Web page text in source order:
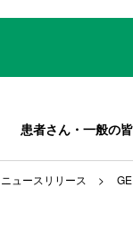
患者さん・一般の
ニュースリリース